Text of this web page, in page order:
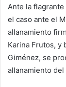
Ante la
el caso ante el
allanamiento
Karina Frutos, y
Giménez, se
allanamiento